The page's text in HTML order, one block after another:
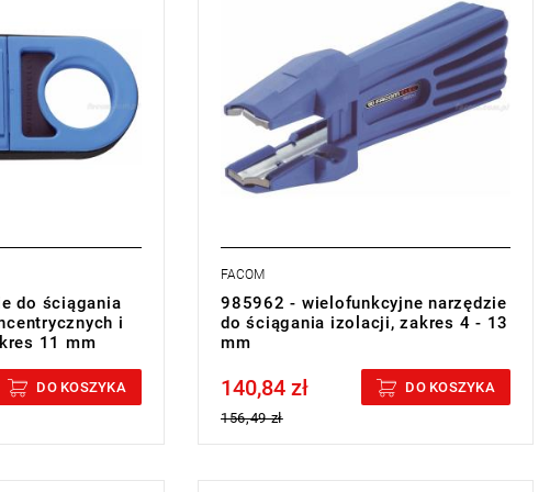
do ściągania
i
11 mm
DO KOSZYKA
FACOM
985962 - wielofunkcyjne narzędzie
do ściągania izolacji, zakres 4 - 13
mm
Price tax included
140,84 zł
156,49 zł
DO KOSZYKA